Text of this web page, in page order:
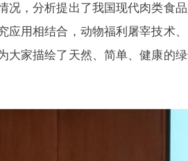
况，分析提出了我国现代肉类食
应用相结合，动物福利屠宰技术
大家描绘了天然、简单、健康的